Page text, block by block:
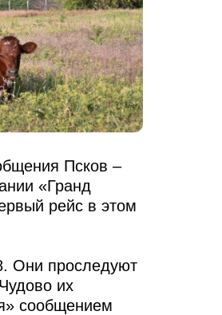
Псков –
«Гранд
рейс в этом
Они проследуют
их
сообщением